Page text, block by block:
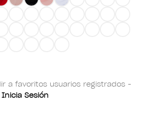
a favoritos usuarios registrados -
Sesión